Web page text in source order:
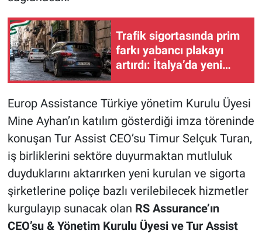
Trafik sigortasında prim
farkı yabancı plakayı
artırdı: İtalya’da yeni
trend sigorta
maliyetinden kaçmak
Europ Assistance Türkiye yönetim Kurulu Üyesi
Mine Ayhan’ın katılım gösterdiği imza töreninde
konuşan Tur Assist CEO’su Timur Selçuk Turan,
iş birliklerini sektöre duyurmaktan mutluluk
duyduklarını aktarırken yeni kurulan ve sigorta
şirketlerine poliçe bazlı verilebilecek hizmetler
kurgulayıp sunacak olan RS Assurance’ın
CEO’su & Yönetim Kurulu Üyesi ve Tur Assist